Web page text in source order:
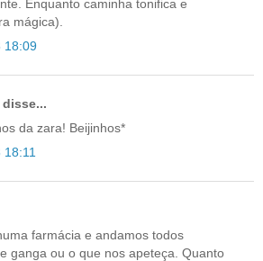
Enquanto caminha tonifica e
mágica).
18:09
disse...
da zara! Beijinhos*
18:11
farmácia e andamos todos
ganga ou o que nos apeteça. Quanto